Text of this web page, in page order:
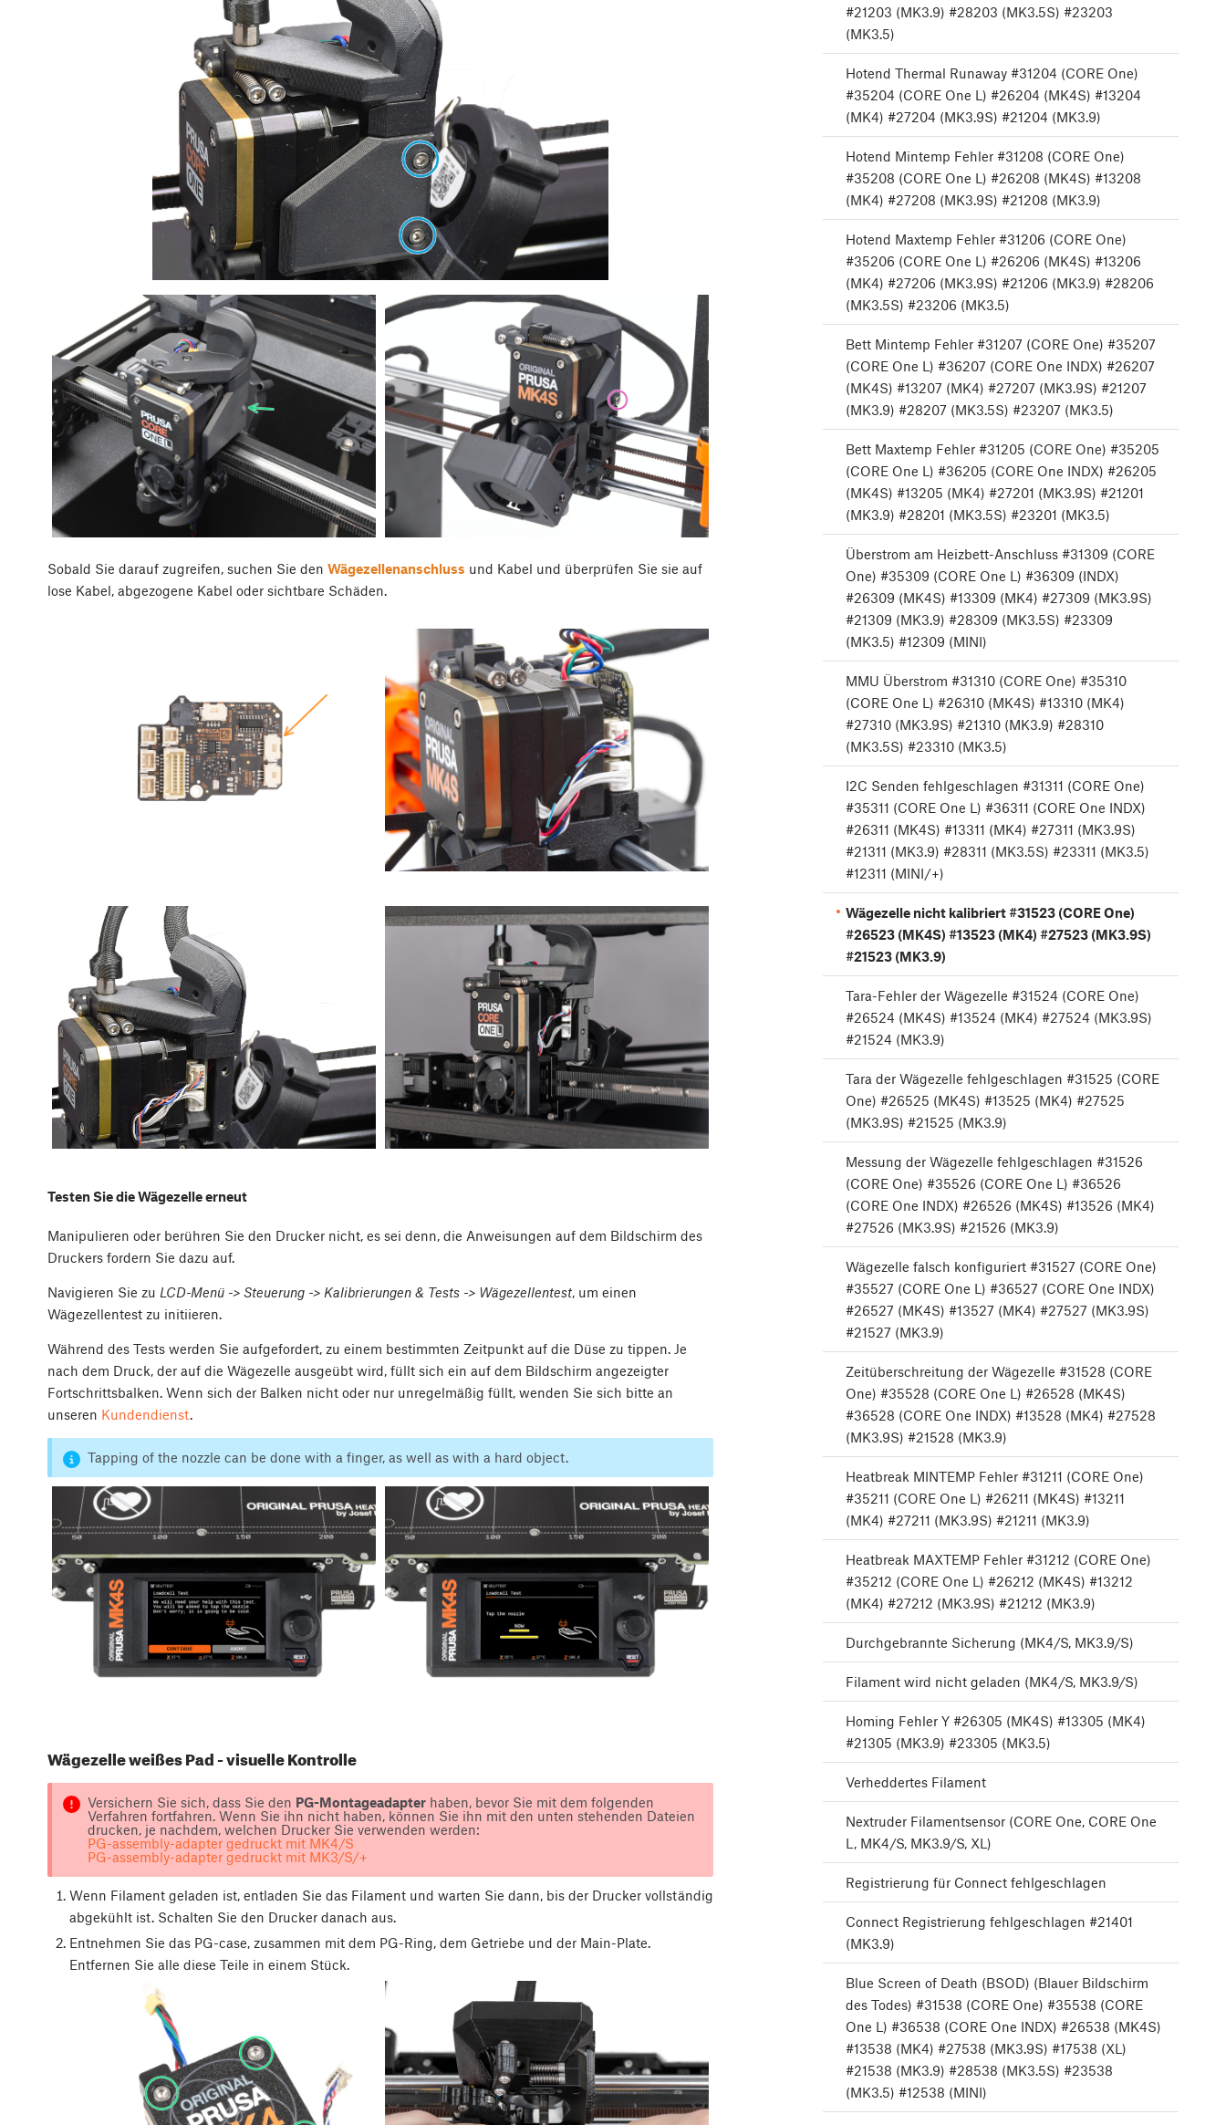
Sobald Sie darauf zugreifen, suchen Sie den Wägezellenanschluss und Kabel und überprüfen Sie sie auf
lose Kabel, abgezogene Kabel oder sichtbare Schäden.
Testen Sie die Wägezelle erneut
Manipulieren oder berühren Sie den Drucker nicht, es sei denn, die Anweisungen auf dem Bildschirm des
Druckers fordern Sie dazu auf.
Navigieren Sie zu LCD-Menü -> Steuerung -> Kalibrierungen & Tests -> Wägezellentest, um einen
Wägezellentest zu initiieren.
Während des Tests werden Sie aufgefordert, zu einem bestimmten Zeitpunkt auf die Düse zu tippen. Je
nach dem Druck, der auf die Wägezelle ausgeübt wird, füllt sich ein auf dem Bildschirm angezeigter
Fortschrittsbalken. Wenn sich der Balken nicht oder nur unregelmäßig füllt, wenden Sie sich bitte an
unseren Kundendienst.
Tapping of the nozzle can be done with a finger, as well as with a hard object.
Wägezelle weißes Pad - visuelle Kontrolle
Versichern Sie sich, dass Sie den PG-Montageadapterhaben, bevor Sie mit dem folgenden
Verfahren fortfahren. Wenn Sie ihn nicht haben, können Sie ihn mit den unten stehenden Dateien
drucken, je nachdem, welchen Drucker Sie verwenden werden:
PG-assembly-adapter gedruckt mit MK4/S
PG-assembly-adapter gedruckt mit MK3/S/+
Wenn Filament geladen ist, entladen Sie das Filament und warten Sie dann, bis der Drucker vollständig
abgekühlt ist. Schalten Sie den Drucker danach aus.
Entnehmen Sie das PG-case, zusammen mit dem PG-Ring, dem Getriebe und der Main-Plate.
Entfernen Sie alle diese Teile in einem Stück.
#21203 (MK3.9) #28203 (MK3.5S) #23203
(MK3.5)
Hotend Thermal Runaway #31204 (CORE One)
#35204 (CORE One L) #26204 (MK4S) #13204
(MK4) #27204 (MK3.9S) #21204 (MK3.9)
Hotend Mintemp Fehler #31208 (CORE One)
#35208 (CORE One L) #26208 (MK4S) #13208
(MK4) #27208 (MK3.9S) #21208 (MK3.9)
Hotend Maxtemp Fehler #31206 (CORE One)
#35206 (CORE One L) #26206 (MK4S) #13206
(MK4) #27206 (MK3.9S) #21206 (MK3.9) #28206
(MK3.5S) #23206 (MK3.5)
Bett Mintemp Fehler #31207 (CORE One) #35207
(CORE One L) #36207 (CORE One INDX) #26207
(MK4S) #13207 (MK4) #27207 (MK3.9S) #21207
(MK3.9) #28207 (MK3.5S) #23207 (MK3.5)
Bett Maxtemp Fehler #31205 (CORE One) #35205
(CORE One L) #36205 (CORE One INDX) #26205
(MK4S) #13205 (MK4) #27201 (MK3.9S) #21201
(MK3.9) #28201 (MK3.5S) #23201 (MK3.5)
Überstrom am Heizbett-Anschluss #31309 (CORE
One) #35309 (CORE One L) #36309 (INDX)
#26309 (MK4S) #13309 (MK4) #27309 (MK3.9S)
#21309 (MK3.9) #28309 (MK3.5S) #23309
(MK3.5) #12309 (MINI)
MMU Überstrom #31310 (CORE One) #35310
(CORE One L) #26310 (MK4S) #13310 (MK4)
#27310 (MK3.9S) #21310 (MK3.9) #28310
(MK3.5S) #23310 (MK3.5)
I2C Senden fehlgeschlagen #31311 (CORE One)
#35311 (CORE One L) #36311 (CORE One INDX)
#26311 (MK4S) #13311 (MK4) #27311 (MK3.9S)
#21311 (MK3.9) #28311 (MK3.5S) #23311 (MK3.5)
#12311 (MINI/+)
Wägezelle nicht kalibriert #31523 (CORE One)
#26523 (MK4S) #13523 (MK4) #27523 (MK3.9S)
#21523 (MK3.9)
Tara-Fehler der Wägezelle #31524 (CORE One)
#26524 (MK4S) #13524 (MK4) #27524 (MK3.9S)
#21524 (MK3.9)
Tara der Wägezelle fehlgeschlagen #31525 (CORE
One) #26525 (MK4S) #13525 (MK4) #27525
(MK3.9S) #21525 (MK3.9)
Messung der Wägezelle fehlgeschlagen #31526
(CORE One) #35526 (CORE One L) #36526
(CORE One INDX) #26526 (MK4S) #13526 (MK4)
#27526 (MK3.9S) #21526 (MK3.9)
Wägezelle falsch konfiguriert #31527 (CORE One)
#35527 (CORE One L) #36527 (CORE One INDX)
#26527 (MK4S) #13527 (MK4) #27527 (MK3.9S)
#21527 (MK3.9)
Zeitüberschreitung der Wägezelle #31528 (CORE
One) #35528 (CORE One L) #26528 (MK4S)
#36528 (CORE One INDX) #13528 (MK4) #27528
(MK3.9S) #21528 (MK3.9)
Heatbreak MINTEMP Fehler #31211 (CORE One)
#35211 (CORE One L) #26211 (MK4S) #13211
(MK4) #27211 (MK3.9S) #21211 (MK3.9)
Heatbreak MAXTEMP Fehler #31212 (CORE One)
#35212 (CORE One L) #26212 (MK4S) #13212
(MK4) #27212 (MK3.9S) #21212 (MK3.9)
Durchgebrannte Sicherung (MK4/S, MK3.9/S)
Filament wird nicht geladen (MK4/S, MK3.9/S)
Homing Fehler Y #26305 (MK4S) #13305 (MK4)
#21305 (MK3.9) #23305 (MK3.5)
Verheddertes Filament
Nextruder Filamentsensor (CORE One, CORE One
L, MK4/S, MK3.9/S, XL)
Registrierung für Connect fehlgeschlagen
Connect Registrierung fehlgeschlagen #21401
(MK3.9)
Blue Screen of Death (BSOD) (Blauer Bildschirm
des Todes) #31538 (CORE One) #35538 (CORE
One L) #36538 (CORE One INDX) #26538 (MK4S)
#13538 (MK4) #27538 (MK3.9S) #17538 (XL)
#21538 (MK3.9) #28538 (MK3.5S) #23538
(MK3.5) #12538 (MINI)